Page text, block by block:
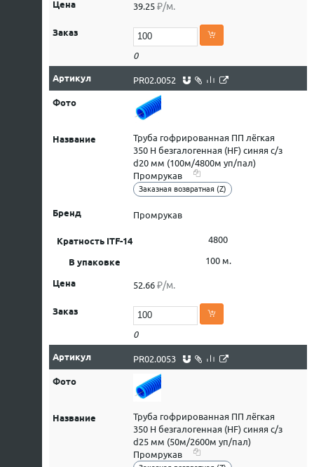
39.25 ₽/м.
0
PR02.0052
Труба гофрированная ПП лёгкая
350 Н безгалогенная (HF) синяя с/з
d20 мм (100м/4800м уп/пал)
Промрукав
Заказная возвратная (Z)
Промрукав
4800
100 м.
52.66 ₽/м.
0
PR02.0053
Труба гофрированная ПП лёгкая
350 Н безгалогенная (HF) синяя с/з
d25 мм (50м/2600м уп/пал)
Промрукав